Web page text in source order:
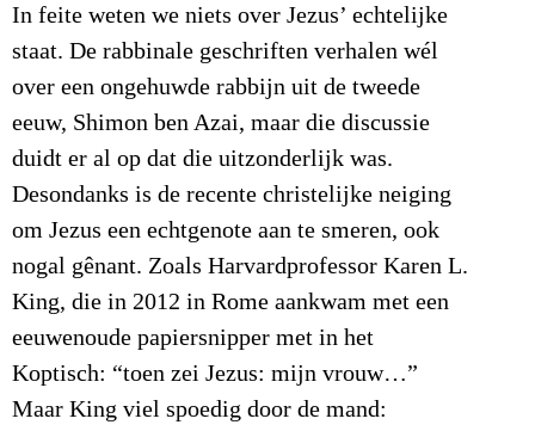
In feite weten we niets over Jezus’ echtelijke
staat. De rabbinale geschriften verhalen wél
over een ongehuwde rabbijn uit de tweede
eeuw, Shimon ben Azai, maar die discussie
duidt er al op dat die uitzonderlijk was.
Desondanks is de recente christelijke neiging
om Jezus een echtgenote aan te smeren, ook
nogal gênant. Zoals Harvardprofessor Karen L.
King, die in 2012 in Rome aankwam met een
eeuwenoude papiersnipper met in het
Koptisch: “toen zei Jezus: mijn vrouw…”
Maar King viel spoedig door de mand: